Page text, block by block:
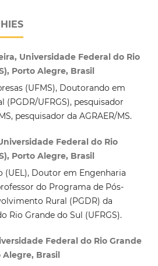
Universidade Federal do Rio
Porto Alegre, Brasil
(UFMS), Doutorando em
UFRGS), pesquisador
pesquisador da AGRAER/MS.
Federal do Rio
Porto Alegre, Brasil
Doutor em Engenharia
do Programa de Pós-
Rural (PGDR) da
Rio Grande do Sul (UFRGS).
Federal do Rio Grande
Alegre, Brasil